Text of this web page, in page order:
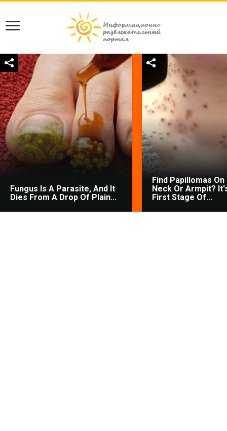
Fungus Is A Parasite, And It
Dies From A Drop Of Plain...
Find Papillomas On
Neck Or Armpit?
First Stage Of...